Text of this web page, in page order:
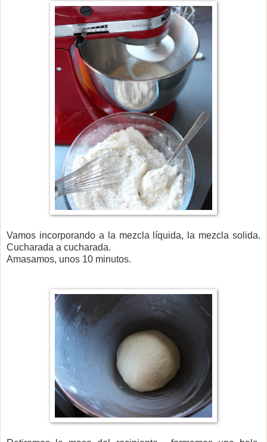
Vamos incorporando a la mezcla líquida, la mezcla solida.
Cucharada a cucharada.
Amasamos, unos 10 minutos.